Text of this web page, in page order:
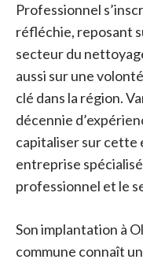
Professionnel
réfléchie, reposant
secteur du
aussi sur une
clé dans la région.
décennie
capitaliser sur cette
entreprise
professionnel et le
Son implantation à
commune connaît